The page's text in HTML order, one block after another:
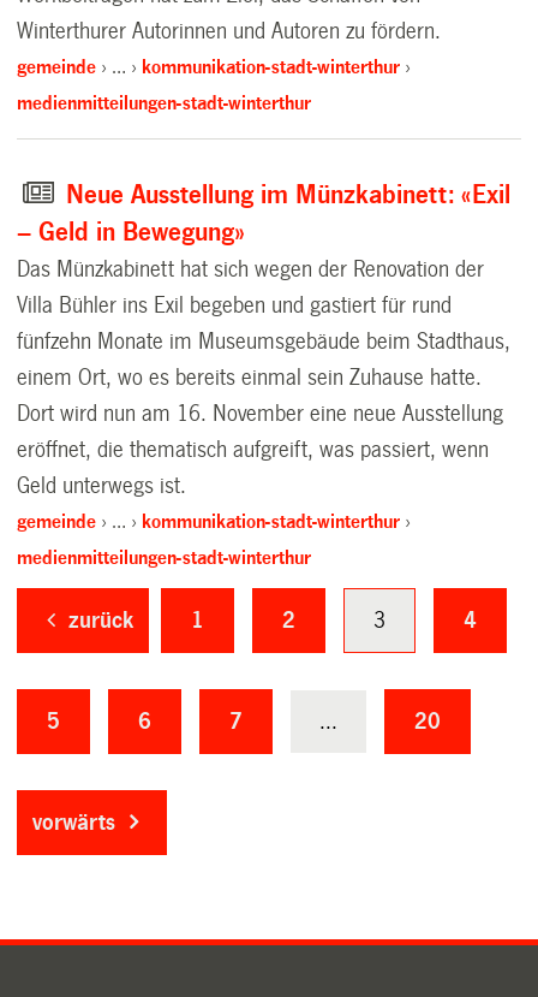
Winterthurer Autorinnen und Autoren zu fördern.
gemeinde …
kommunikation-stadt-winterthur
medienmitteilungen-stadt-winterthur
Neue Ausstellung im Münzkabinett: «Exil
– Geld in Bewegung»
Das Münzkabinett hat sich wegen der Renovation der
Villa Bühler ins Exil begeben und gastiert für rund
fünfzehn Monate im Museumsgebäude beim Stadthaus,
einem Ort, wo es bereits einmal sein Zuhause hatte.
Dort wird nun am 16. November eine neue Ausstellung
eröffnet, die thematisch aufgreift, was passiert, wenn
Geld unterwegs ist.
gemeinde …
kommunikation-stadt-winterthur
medienmitteilungen-stadt-winterthur
zurück 1 2 3 4
5 6 7 ... 20
vorwärts